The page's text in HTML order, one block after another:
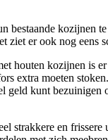
kozijnen
ziet er ook nog eens
houten kozijnen is
extra moeten
kunt bezuinigen
strakkere en